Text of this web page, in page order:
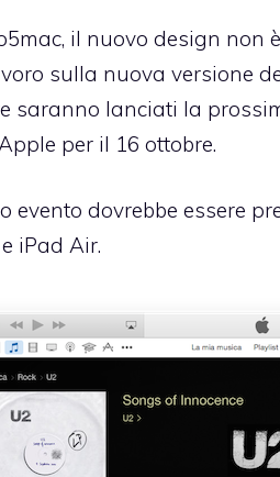
il nuovo design
sulla nuova versione
saranno lanciati la
per il 16 ottobre.
evento dovrebbe essere
iPad Air.